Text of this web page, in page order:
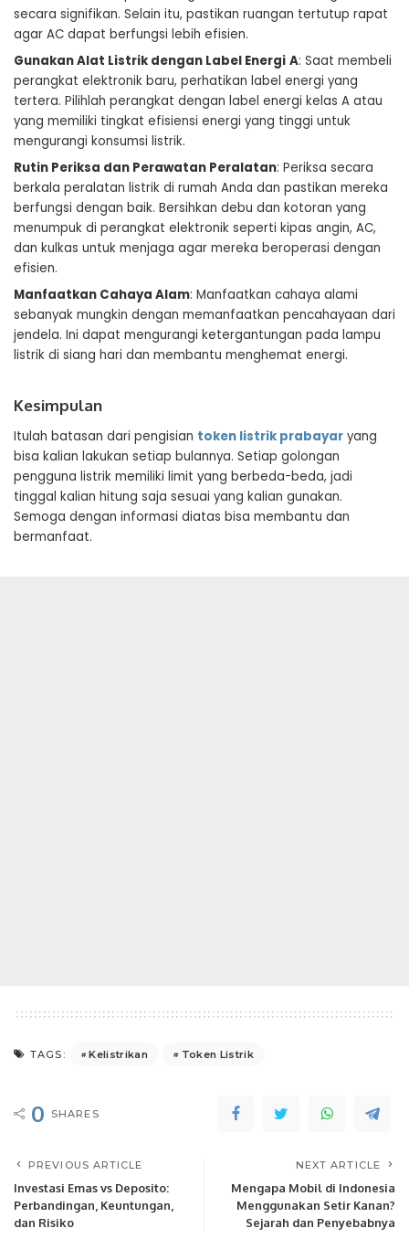
secara signifikan. Selain itu, pastikan ruangan tertutup rapat
agar AC dapat berfungsi lebih efisien.
Gunakan Alat Listrik dengan Label Energi A: Saat membeli
perangkat elektronik baru, perhatikan label energi yang
tertera. Pilihlah perangkat dengan label energi kelas A atau
yang memiliki tingkat efisiensi energi yang tinggi untuk
mengurangi konsumsi listrik.
Rutin Periksa dan Perawatan Peralatan: Periksa secara
berkala peralatan listrik di rumah Anda dan pastikan mereka
berfungsi dengan baik. Bersihkan debu dan kotoran yang
menumpuk di perangkat elektronik seperti kipas angin, AC,
dan kulkas untuk menjaga agar mereka beroperasi dengan
efisien.
Manfaatkan Cahaya Alam: Manfaatkan cahaya alami
sebanyak mungkin dengan memanfaatkan pencahayaan dari
jendela. Ini dapat mengurangi ketergantungan pada lampu
listrik di siang hari dan membantu menghemat energi.
Kesimpulan
Itulah batasan dari pengisian token listrik prabayar yang
bisa kalian lakukan setiap bulannya. Setiap golongan
pengguna listrik memiliki limit yang berbeda-beda, jadi
tinggal kalian hitung saja sesuai yang kalian gunakan.
Semoga dengan informasi diatas bisa membantu dan
bermanfaat.
TAGS: Kelistrikan Token Listrik
0 SHARES
PREVIOUS ARTICLE
Investasi Emas vs Deposito:
Perbandingan, Keuntungan,
dan Risiko
NEXT ARTICLE
Mengapa Mobil di Indonesia
Menggunakan Setir Kanan?
Sejarah dan Penyebabnya